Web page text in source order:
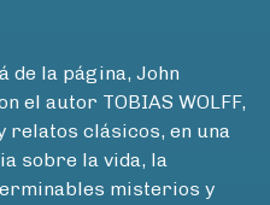
de la página, John
el autor TOBIAS WOLFF,
relatos clásicos, en una
sobre la vida, la
misterios y